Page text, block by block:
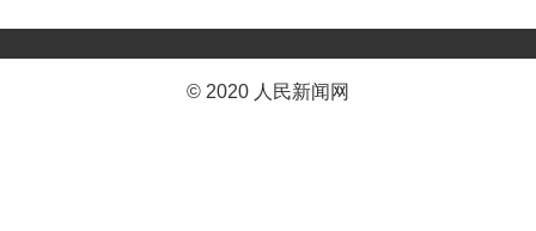
© 2020 人民新闻网